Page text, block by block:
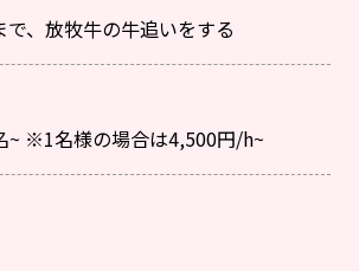
、放牧牛の牛追いをする
※1名様の場合は4,500円/h~